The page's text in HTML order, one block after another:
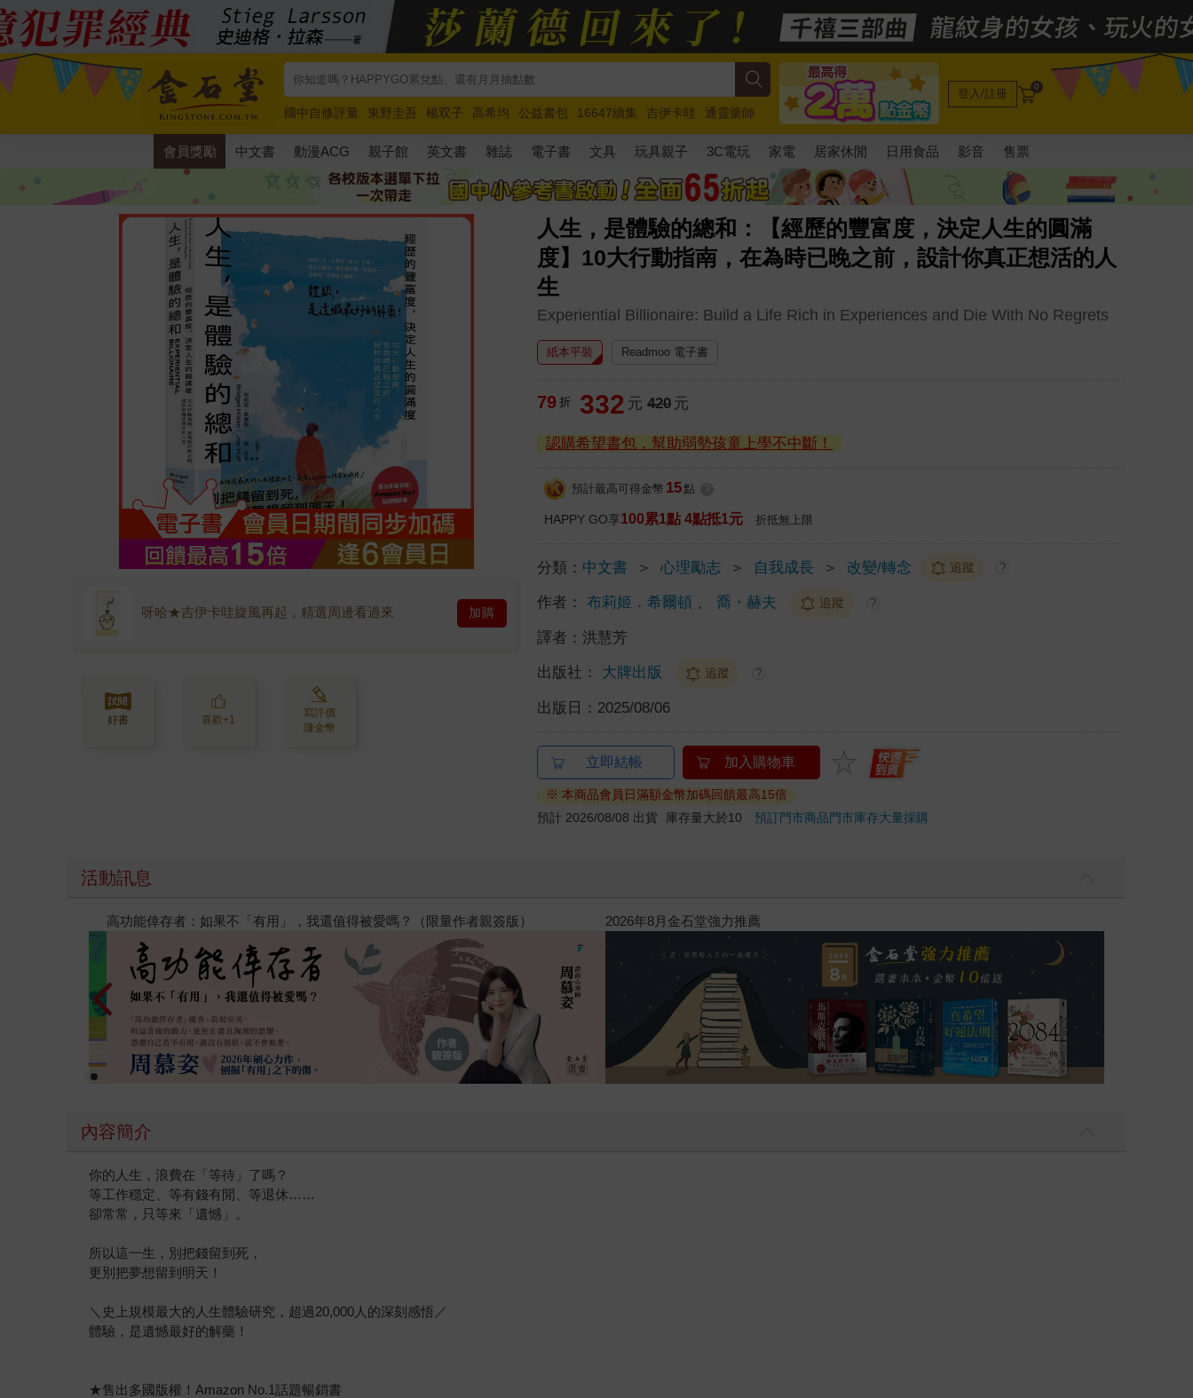
國中自修評量 東野圭吾 楊双子 高希均 公益書包 16647續集 吉伊卡哇
通靈藥師
唯紅花綻放
奧德賽 路邊攤新作 馬斯克 玩具總動員5 超慢跑
登入/註冊 0
會員獎勵 中文書 動漫ACG 親子館 英文書 雜誌 電子書 文具 玩具親子 3C電玩 家電 居家休閒 日用食品 影音 售票
人生，是體驗的總和：【經歷的豐富度，決定人生的圓滿
度】10大行動指南，在為時已晚之前，設計你真正想活的人
生
Experiential Billionaire: Build a Life Rich in Experiences and Die With No Regrets
呀哈★吉伊卡哇旋風再起，精選周邊看過來 加購
好書 喜歡+1
寫評價
賺金幣
紙本平裝 Readmoo 電子書
79 折 332 元 420 元
認購希望書包，幫助弱勢孩童上學不中斷！
預計最高可得金幣 15 點
HAPPY GO享100累1點 4點抵1元 折抵無上限
分類： 中文書 ＞ 心理勵志 ＞ 自我成長 ＞ 改變/轉念 追蹤 ?
作者： 布莉姬．希爾頓 喬・赫夫 追蹤 ?
譯者： 洪慧芳
出版社： 大牌出版 追蹤 ?
出版日： 2025/08/06
立即結帳 加入購物車
※ 本商品會員日滿額金幣加碼回饋最高15倍
預計 2026/08/08 出貨
庫存量大於10預訂門市商品門市庫存大量採購
活動訊息
閱讀漫遊錄-2026上半年暢銷榜 高功能倖存者：如果不「有用」，我還值得被愛嗎？（限量作者親簽版）
內容簡介
你的人生，浪費在「等待」了嗎？
等工作穩定、等有錢有閒、等退休……
卻常常，只等來「遺憾」。
所以這一生，別把錢留到死，
更別把夢想留到明天！
＼史上規模最大的人生體驗研究，超過20,000人的深刻感悟／
體驗，是遺憾最好的解藥！
★售出多國版權！Amazon No.1話題暢銷書